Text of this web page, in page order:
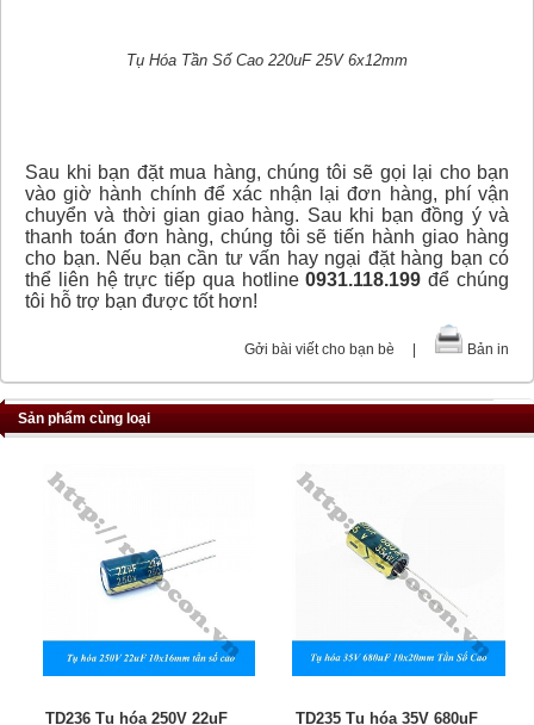
Tụ Hóa Tần Số Cao 220uF 25V 6x12mm
Sau khi bạn đặt mua hàng, chúng tôi sẽ gọi lại cho bạn
vào giờ hành chính để xác nhận lại đơn hàng, phí vận
chuyển và thời gian giao hàng. Sau khi bạn đồng ý và
thanh toán đơn hàng, chúng tôi sẽ tiến hành giao hàng
cho bạn. Nếu bạn cần tư vấn hay ngại đặt hàng bạn có
thể liên hệ trực tiếp qua hotline0931.118.199 để chúng
tôi hỗ trợ bạn được tốt hơn!
Gởi bài viết cho bạn bè Bản in
Sản phẩm cùng loại
TD236 Tụ hóa 250V 22uF TD235 Tụ hóa 35V 680uF